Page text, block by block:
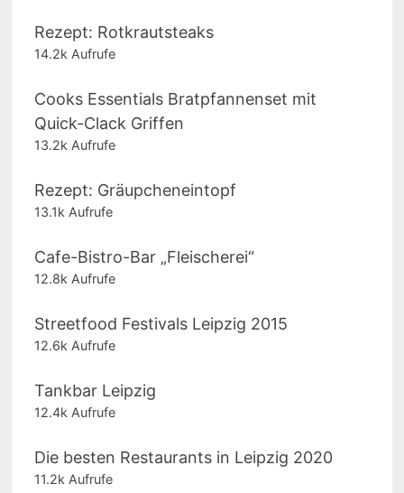
Rezept: Rotkrautsteaks
14.2k Aufrufe
Cooks Essentials Bratpfannenset mit
Quick-Clack Griffen
13.2k Aufrufe
Rezept: Gräupcheneintopf
13.1k Aufrufe
Cafe-Bistro-Bar „Fleischerei“
12.8k Aufrufe
Streetfood Festivals Leipzig 2015
12.6k Aufrufe
Tankbar Leipzig
12.4k Aufrufe
Die besten Restaurants in Leipzig 2020
11.2k Aufrufe